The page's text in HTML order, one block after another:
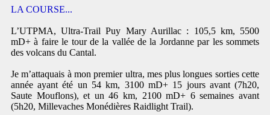
LA COURSE...
L’UTPMA, Ultra-Trail Puy Mary Aurillac : 105,5 km, 5500
mD+ à faire le tour de la vallée de la Jordanne par les sommets
des volcans du Cantal.
Je m’attaquais à mon premier ultra, mes plus longues sorties cette
année ayant été un 54 km, 3100 mD+ 15 jours avant (7h20,
Saute Mouflons), et un 46 km, 2100 mD+ 6 semaines avant
(5h20, Millevaches Monédières Raidlight Trail).